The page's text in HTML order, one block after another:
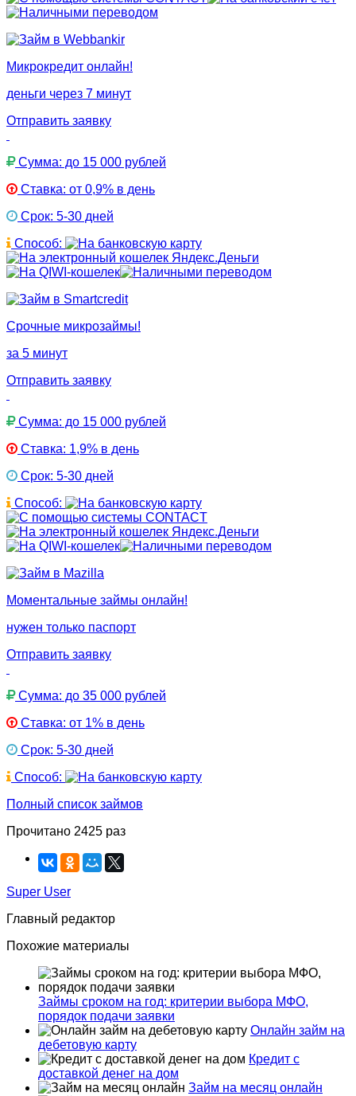
Микрокредит онлайн!
деньги через 7 минут
Отправить заявку
Сумма: до 15 000 рублей
Ставка: от 0,9% в день
Срок: 5-30 дней
Способ:
Срочные микрозаймы!
за 5 минут
Отправить заявку
Сумма: до 15 000 рублей
Ставка: 1,9% в день
Срок: 5-30 дней
Способ:
Моментальные займы онлайн!
нужен только паспорт
Отправить заявку
Сумма: до 35 000 рублей
Ставка: от 1% в день
Срок: 5-30 дней
Способ:
Полный список займов
Прочитано 2425 раз
Super User
Главный редактор
Похожие материалы
Займы сроком на год: критерии выбора МФО,
порядок подачи заявки
Онлайн займ на
дебетовую карту
Кредит с
доставкой денег на дом
Займ на месяц онлайн